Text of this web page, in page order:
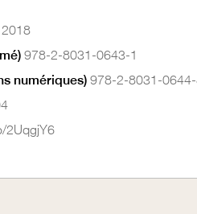
2018
978-2-8031-0643-1
numériques) 978-2-8031-
2UqgjY6